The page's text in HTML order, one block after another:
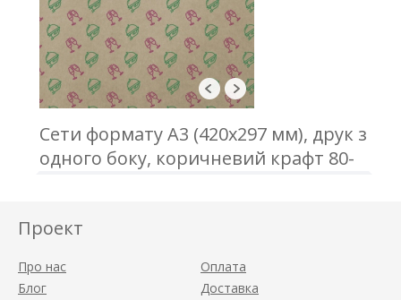
Сети формату А3 (420х297 мм), друк з
одного боку, коричневий крафт 80-
Проект
Про нас
Блог
Оплата
Доставка